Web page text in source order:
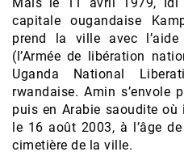
capitale ougandaise
prend la ville avec
(l’Armée de libération
Uganda National
rwandaise. Amin s’envole
puis en Arabie saoudite
le 16 août 2003, à l’âge
cimetière de la ville.